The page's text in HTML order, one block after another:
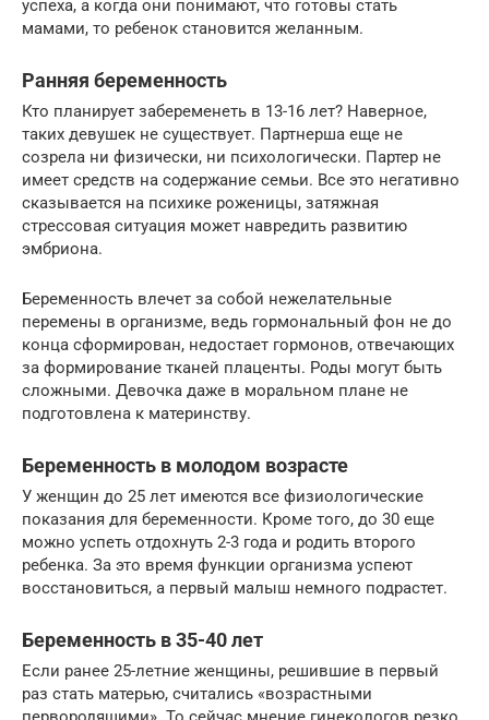
успеха, а когда они понимают, что готовы стать
мамами, то ребенок становится желанным.
Ранняя беременность
Кто планирует забеременеть в 13-16 лет? Наверное,
таких девушек не существует. Партнерша еще не
созрела ни физически, ни психологически. Партер не
имеет средств на содержание семьи. Все это негативно
сказывается на психике роженицы, затяжная
стрессовая ситуация может навредить развитию
эмбриона.
Беременность влечет за собой нежелательные
перемены в организме, ведь гормональный фон не до
конца сформирован, недостает гормонов, отвечающих
за формирование тканей плаценты. Роды могут быть
сложными. Девочка даже в моральном плане не
подготовлена к материнству.
Беременность в молодом возрасте
У женщин до 25 лет имеются все физиологические
показания для беременности. Кроме того, до 30 еще
можно успеть отдохнуть 2-3 года и родить второго
ребенка. За это время функции организма успеют
восстановиться, а первый малыш немного подрастет.
Беременность в 35-40 лет
Если ранее 25-летние женщины, решившие в первый
раз стать матерью, считались «возрастными